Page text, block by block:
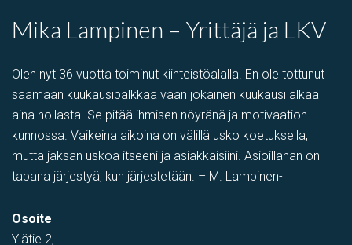
Mika Lampinen – Yrittäjä ja LKV
Olen nyt 36 vuotta toiminut kiinteistöalalla. En ole tottunut
saamaan kuukausipalkkaa vaan jokainen kuukausi alkaa
aina nollasta. Se pitää ihmisen nöyränä ja motivaation
kunnossa. Vaikeina aikoina on välillä usko koetuksella,
mutta jaksan uskoa itseeni ja asiakkaisiini. Asioillahan on
tapana järjestyä, kun järjestetään. – M. Lampinen-
Osoite
Ylätie 2,